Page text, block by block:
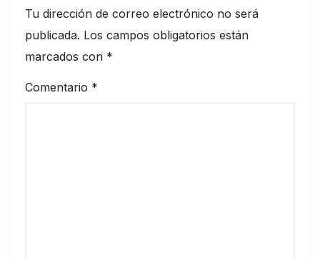
Tu dirección de correo electrónico no será
publicada. Los campos obligatorios están
marcados con *
Comentario *